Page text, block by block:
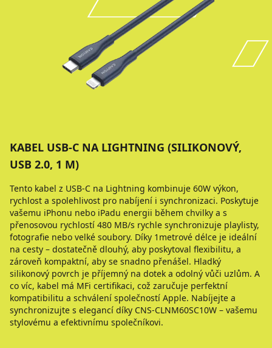
KABEL USB-C NA LIGHTNING (SILIKONOVÝ,
USB 2.0, 1 M)
Tento kabel z USB-C na Lightning kombinuje 60W výkon,
rychlost a spolehlivost pro nabíjení i synchronizaci. Poskytuje
vašemu iPhonu nebo iPadu energii během chvilky a s
přenosovou rychlostí 480 MB/s rychle synchronizuje playlisty,
fotografie nebo velké soubory. Díky 1metrové délce je ideální
na cesty – dostatečně dlouhý, aby poskytoval flexibilitu, a
zároveň kompaktní, aby se snadno přenášel. Hladký
silikonový povrch je příjemný na dotek a odolný vůči uzlům. A
co víc, kabel má MFi certifikaci, což zaručuje perfektní
kompatibilitu a schválení společností Apple. Nabíjejte a
synchronizujte s elegancí díky CNS-CLNM60SC10W – vašemu
stylovému a efektivnímu společníkovi.